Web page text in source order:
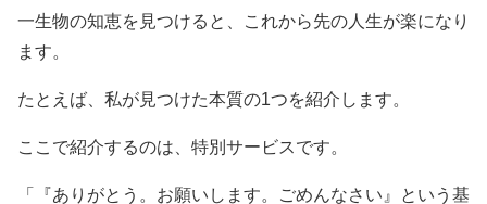
一生物の知恵を見つけると、これから先の人生が楽になり
ます。
たとえば、私が見つけた本質の1つを紹介します。
ここで紹介するのは、特別サービスです。
「『ありがとう。お願いします。ごめんなさい』という基